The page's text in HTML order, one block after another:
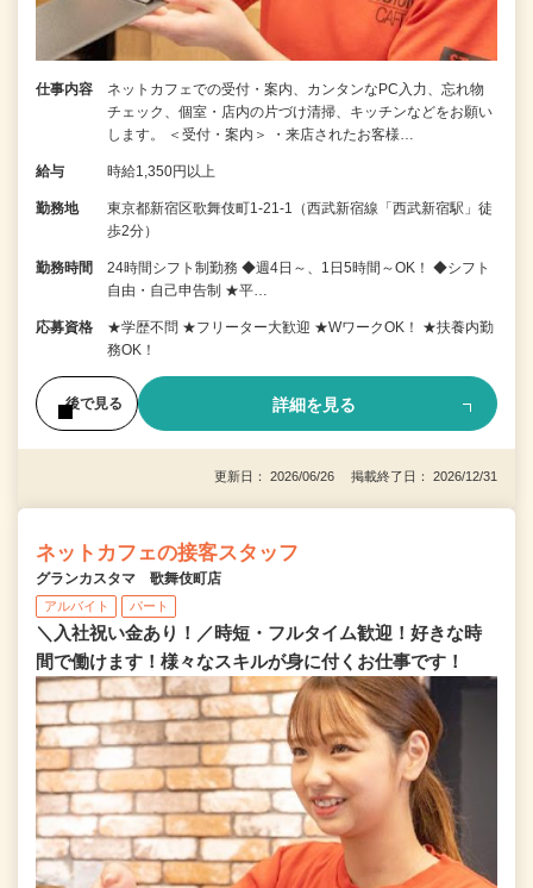
仕事内容
ネットカフェでの受付・案内、カンタンなPC入力、忘れ物
チェック、個室・店内の片づけ清掃、キッチンなどをお願い
します。 ＜受付・案内＞ ・来店されたお客様…
給与 時給1,350円以上
勤務地
東京都新宿区歌舞伎町1-21-1（西武新宿線「西武新宿駅」徒
歩2分）
勤務時間
24時間シフト制勤務 ◆週4日～、1日5時間～OK！ ◆シフト
自由・自己申告制 ★平…
応募資格
★学歴不問 ★フリーター大歓迎 ★WワークOK！ ★扶養内勤
務OK！
後で見る 詳細を見る
更新日： 2026/06/26 掲載終了日： 2026/12/31
ネットカフェの接客スタッフ
グランカスタマ 歌舞伎町店
アルバイト パート
＼入社祝い金あり！／時短・フルタイム歓迎！好きな時
間で働けます！様々なスキルが身に付くお仕事です！